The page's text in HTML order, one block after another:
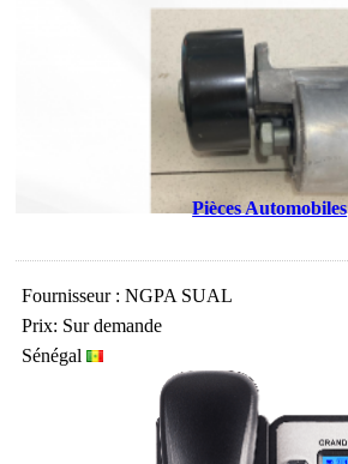
Pièces Automobiles
Fournisseur : NGPA SUAL
Prix: Sur demande
Sénégal